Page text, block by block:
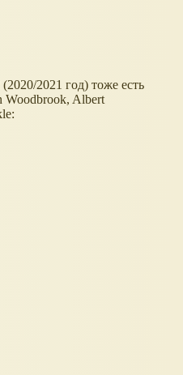
2021 год) тоже есть
Woodbrook, Albert